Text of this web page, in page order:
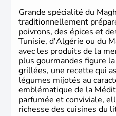
Grande spécialité du
traditionnellement
poivrons, des épices et
Tunisie, d'Algérie ou du
avec les produits de la
plus gourmandes figure
grillées, une recette qui
légumes mijotés au
emblématique de la
parfumée et conviviale,
richesse des cuisines du